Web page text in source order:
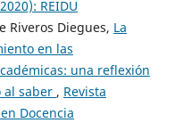
REIDU
Riveros Diegues, La
en las
una reflexión
al saber , Revista
Docencia